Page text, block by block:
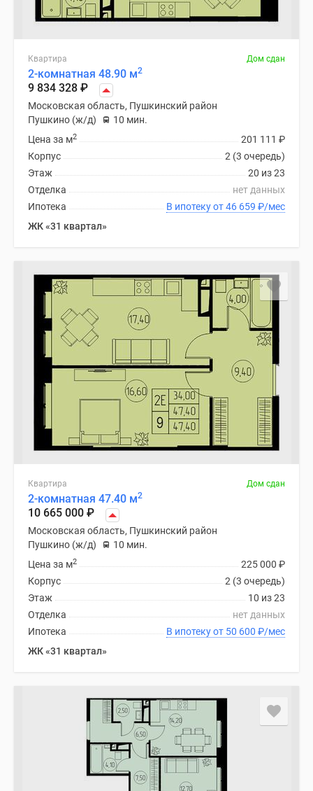
Квартира Дом сдан
2-комнатная 48.90 м2
9 834 328 ₽
Московская область, Пушкинский район
Пушкино (ж/д)
10 мин.
201 111 ₽
Цена за м2
2 (3 очередь)
Корпус
20 из 23
Этаж
нет данных
Отделка
В ипотеку от 46 659 ₽/мес
Ипотека
ЖК «31 квартал»
Квартира Дом сдан
2-комнатная 47.40 м2
10 665 000 ₽
Московская область, Пушкинский район
Пушкино (ж/д)
10 мин.
225 000 ₽
Цена за м2
2 (3 очередь)
Корпус
10 из 23
Этаж
нет данных
Отделка
В ипотеку от 50 600 ₽/мес
Ипотека
ЖК «31 квартал»